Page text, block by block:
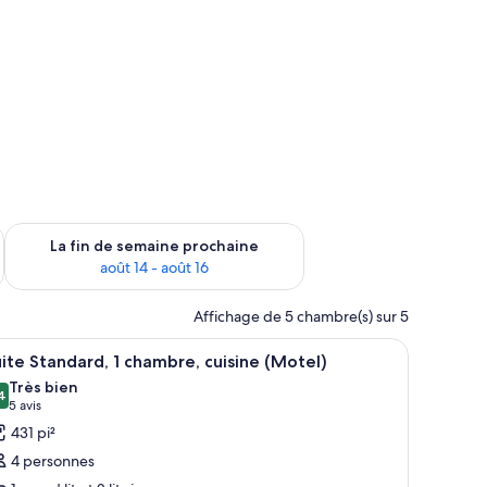
semaine août 7 - août 9
La fin de semaine prochaine
août 14 - août 16
Vérifier la disponibilité pour la fin de semaine prochaine août
Affichage de 5 chambre(s) sur 5
une porte ouverte.
avec des toits verts, chacune dotée d’une véranda et d’une petite table.
Un bâtiment d’un seul étage, doté d’un toit
9 Standard, 1 chambre, cuisine (Motel)
sur 10
Très bien
5 avis
(5 avis)
431 pi²
4 personnes